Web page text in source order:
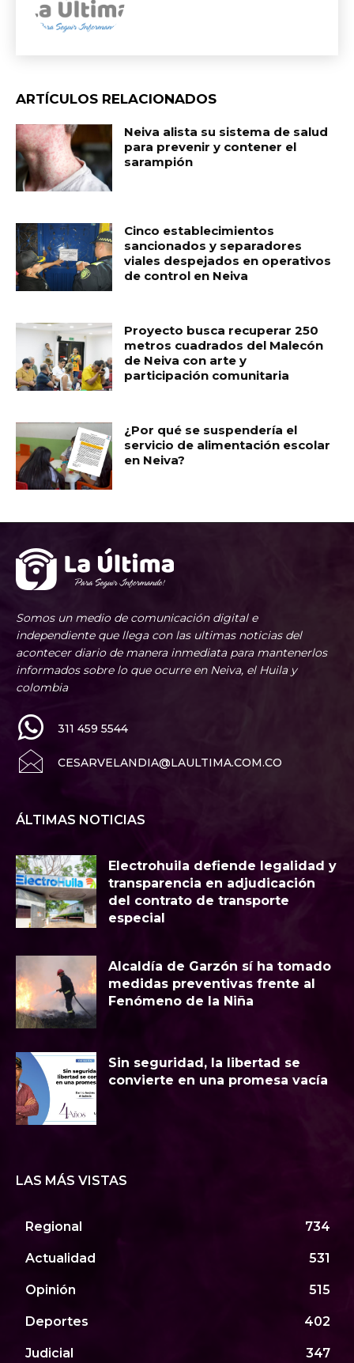
ARTÍCULOS RELACIONADOS
Neiva alista su sistema de salud
para prevenir y contener el
sarampión
Cinco establecimientos
sancionados y separadores
viales despejados en operativos
de control en Neiva
Proyecto busca recuperar 250
metros cuadrados del Malecón
de Neiva con arte y
participación comunitaria
¿Por qué se suspendería el
servicio de alimentación escolar
en Neiva?
Somos un medio de comunicación digital e
independiente que llega con las ultimas noticias del
acontecer diario de manera inmediata para mantenerlos
informados sobre lo que ocurre en Neiva, el Huila y
colombia
311 459 5544
CESARVELANDIA@LAULTIMA.COM.CO
ÁLTIMAS NOTICIAS
Electrohuila defiende legalidad y
transparencia en adjudicación
del contrato de transporte
especial
Alcaldía de Garzón sí ha tomado
medidas preventivas frente al
Fenómeno de la Niña
Sin seguridad, la libertad se
convierte en una promesa vacía
LAS MÁS VISTAS
Regional 734
Actualidad 531
Opinión 515
Deportes 402
Judicial 347